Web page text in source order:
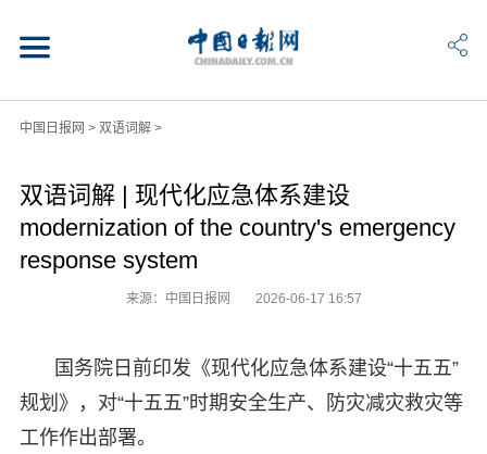
中国日报网 > 双语词解>
双语词解 | 现代化应急体系建设
modernization of the country's emergency
response system
来源：中国日报网 2026-06-17 16:57
国务院日前印发《现代化应急体系建设“十五五”
规划》，对“十五五”时期安全生产、防灾减灾救灾等
工作作出部署。